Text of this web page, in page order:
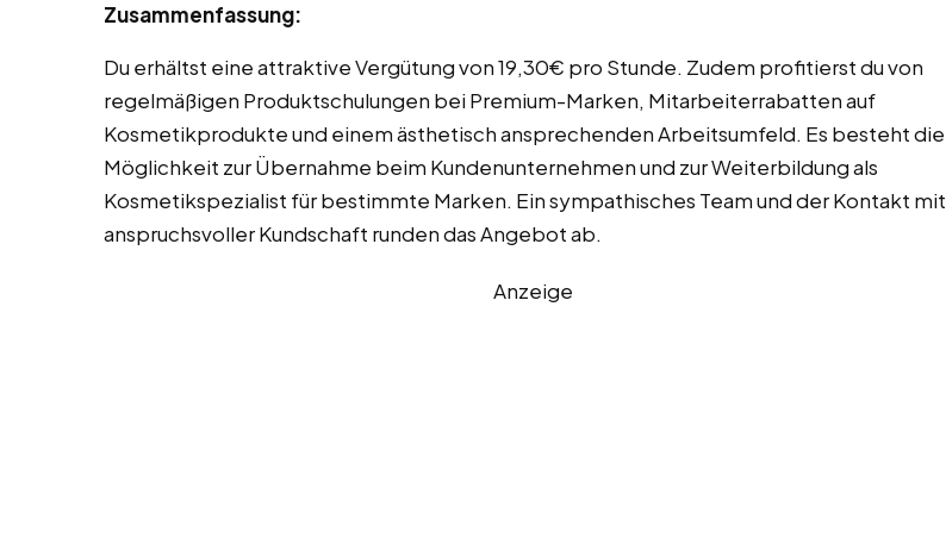
Zusammenfassung:
Du erhältst eine attraktive Vergütung von 19,30€ pro Stunde. Zudem profitierst du von
regelmäßigen Produktschulungen bei Premium-Marken, Mitarbeiterrabatten auf
Kosmetikprodukte und einem ästhetisch ansprechenden Arbeitsumfeld. Es besteht die
Möglichkeit zur Übernahme beim Kundenunternehmen und zur Weiterbildung als
Kosmetikspezialist für bestimmte Marken. Ein sympathisches Team und der Kontakt mit
anspruchsvoller Kundschaft runden das Angebot ab.
Anzeige